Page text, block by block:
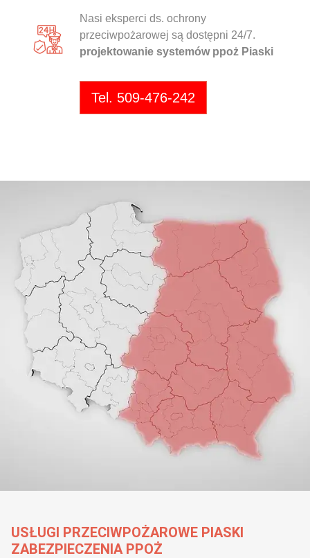
Nasi eksperci ds. ochrony
przeciwpożarowej są dostępni 24/7.
projektowanie systemów ppoż Piaski
Tel. 509-476-242
USŁUGI PRZECIWPOŻAROWE PIASKI
ZABEZPIECZENIA PPOŻ